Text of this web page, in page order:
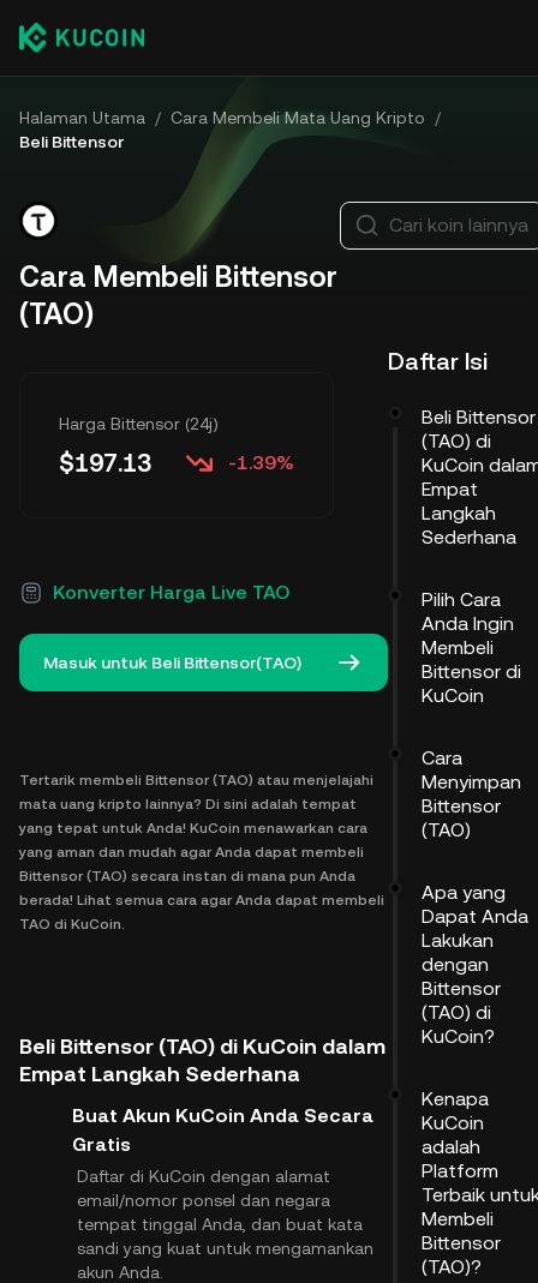
Halaman Utama / Cara Membeli Mata Uang Kripto
/
Beli Bittensor
Cara Membeli Bittensor
(TAO)
Harga Bittensor (24j)
$197.13 -1.39%
Konverter Harga Live TAO
Masuk untuk Beli Bittensor(TAO)
Tertarik membeli Bittensor (TAO) atau menjelajahi
mata uang kripto lainnya? Di sini adalah tempat
yang tepat untuk Anda! KuCoin menawarkan cara
yang aman dan mudah agar Anda dapat membeli
Bittensor (TAO) secara instan di mana pun Anda
berada! Lihat semua cara agar Anda dapat membeli
TAO di KuCoin.
Beli Bittensor (TAO) di KuCoin dalam
Empat Langkah Sederhana
Buat Akun KuCoin Anda Secara
Gratis
Daftar di KuCoin dengan alamat
email/nomor ponsel dan negara
tempat tinggal Anda, dan buat kata
sandi yang kuat untuk mengamankan
akun Anda.
Cari koin lainnya
Daftar Isi
Beli Bittensor
(TAO) di
KuCoin
Empat
Langkah
Sederhana
Pilih Cara
Anda Ingin
Membeli
Bittensor di
KuCoin
Cara
Menyimpan
Bittensor
(TAO)
Apa yang
Dapat Anda
Lakukan
dengan
Bittensor
(TAO) di
KuCoin?
Kenapa
KuCoin
adalah
Platform
Terbaik
Membeli
Bittensor
(TAO)?